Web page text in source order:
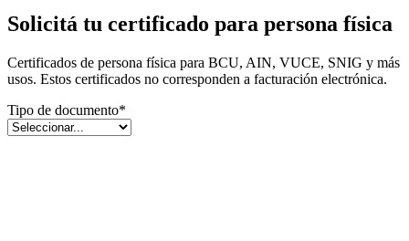
Solicitá tu certificado para persona física
Certificados de persona física para BCU, AIN, VUCE, SNIG y más
usos. Estos certificados no corresponden a facturación electrónica.
Tipo de documento*